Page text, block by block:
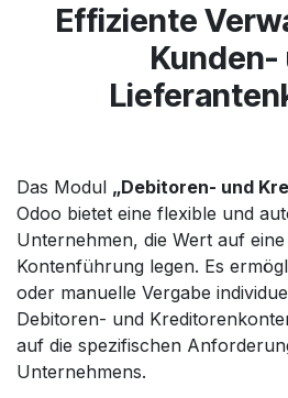
Effiziente
Kunden-
Das Modul „Debitoren- und
Odoo bietet eine flexible und
Unternehmen, die Wert auf
Kontenführung legen. Es
oder manuelle Vergabe
Debitoren- und
auf die spezifischen
Unternehmens.